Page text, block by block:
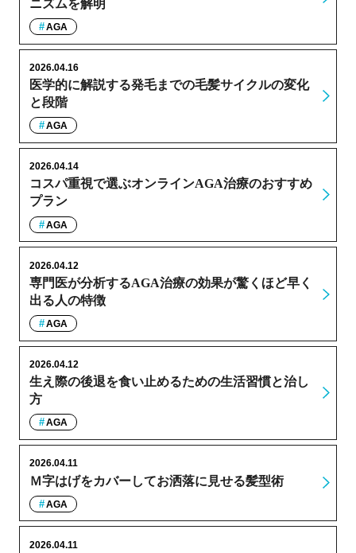
ニズムを解明
AGA
医学的に解説する発毛までの毛髪サイクルの変化
と段階
2026.04.16
AGA
コスパ重視で選ぶオンラインAGA治療のおすすめ
プラン
2026.04.14
AGA
専門医が分析するAGA治療の効果が驚くほど早く
出る人の特徴
2026.04.12
AGA
生え際の後退を食い止めるための生活習慣と治し
方
2026.04.12
AGA
Ｍ字はげをカバーしてお洒落に見せる髪型術
2026.04.11
AGA
2026.04.11